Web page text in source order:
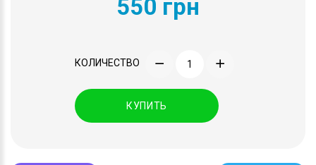
550 грн
КОЛИЧЕСТВО
КУПИТЬ